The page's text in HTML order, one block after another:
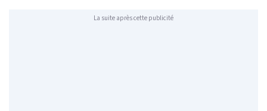
La suite après cette publicité